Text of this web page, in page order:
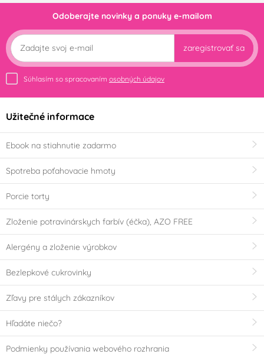
Odoberajte novinky a ponuky e-mailom
zaregistrovať sa
Súhlasím so spracovaním osobných údajov
Užitečné informace
Ebook na stiahnutie zadarmo
Spotreba poťahovacie hmoty
Porcie torty
Zloženie potravinárskych farbív (éčka), AZO FREE
Alergény a zloženie výrobkov
Bezlepkové cukrovinky
Zľavy pre stálych zákazníkov
Hľadáte niečo?
Podmienky používania webového rozhrania